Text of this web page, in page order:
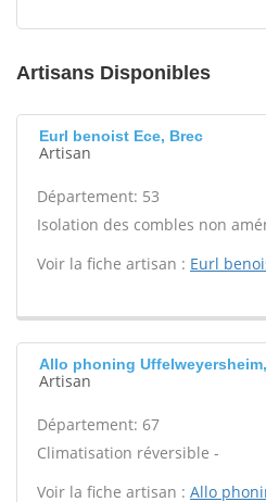
Artisans Disponibles
Eurl benoist Ece, Brec
Artisan
Département: 53
Isolation des combles non
Voir la fiche artisan : Eurl
Allo phoning
Artisan
Département: 67
Climatisation réversible -
Voir la fiche artisan : Allo